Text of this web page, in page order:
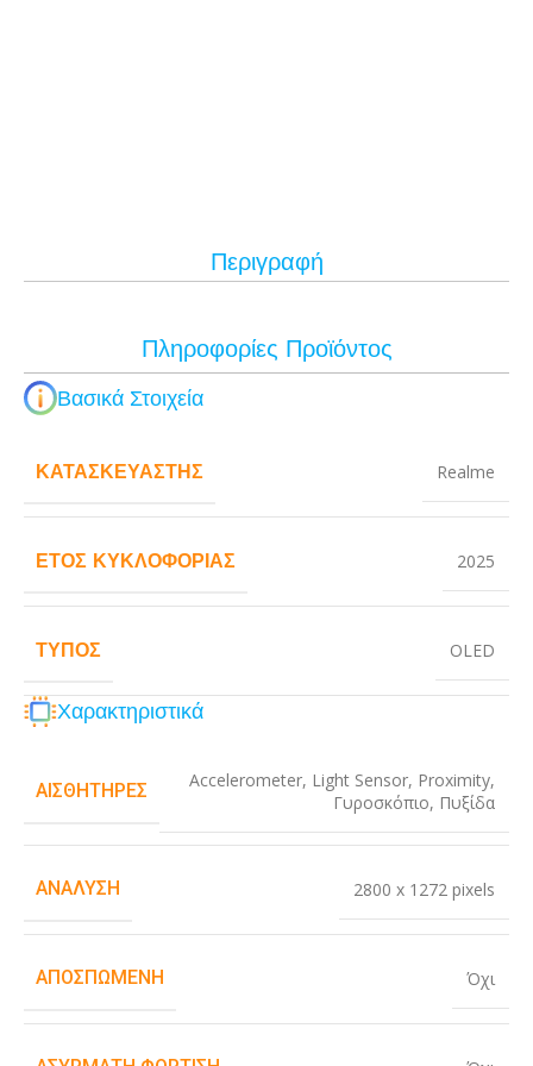
Περιγραφή
Πληροφορίες Προϊόντος
Βασικά Στοιχεία
ΚΑΤΑΣΚΕΥΑΣΤΉΣ Realme
ΈΤΟΣ ΚΥΚΛΟΦΟΡΊΑΣ 2025
ΤΎΠΟΣ OLED
Χαρακτηριστικά
ΑΙΣΘΗΤΉΡΕΣ Accelerometer, Light Sensor, Proximity,
Γυροσκόπιο, Πυξίδα
ΑΝΆΛΥΣΗ 2800 x 1272 pixels
ΑΠΟΣΠΏΜΕΝΗ Όχι